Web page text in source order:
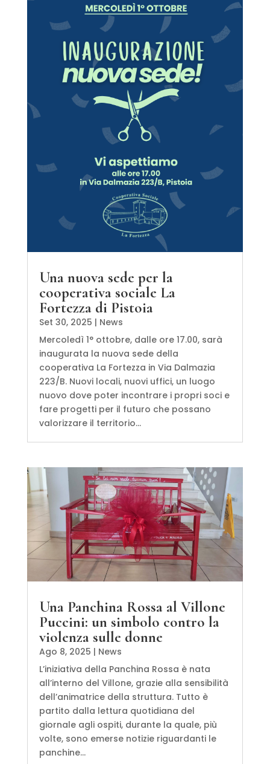
Una nuova sede per la
cooperativa sociale La
Fortezza di Pistoia
Set 30, 2025 | News
Mercoledì 1° ottobre, dalle ore 17.00, sarà
inaugurata la nuova sede della
cooperativa La Fortezza in Via Dalmazia
223/B. Nuovi locali, nuovi uffici, un luogo
nuovo dove poter incontrare i propri soci e
fare progetti per il futuro che possano
valorizzare il territorio...
Una Panchina Rossa al Villone
Puccini: un simbolo contro la
violenza sulle donne
Ago 8, 2025 | News
L’iniziativa della Panchina Rossa è nata
all’interno del Villone, grazie alla sensibilità
dell’animatrice della struttura. Tutto è
partito dalla lettura quotidiana del
giornale agli ospiti, durante la quale, più
volte, sono emerse notizie riguardanti le
panchine...